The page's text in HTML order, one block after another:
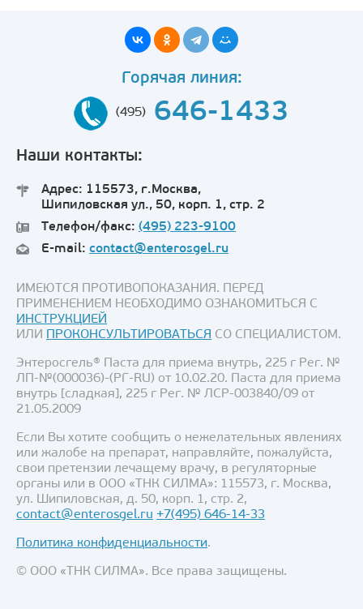
Горячая линия:
(495) 646-1433
Наши контакты:
Адрес: 115573, г.Москва,
Шипиловская ул., 50, корп. 1, стр. 2
Телефон/факс: (495) 223-9100
E-mail: contact@enterosgel.ru
ИМЕЮТСЯ ПРОТИВОПОКАЗАНИЯ. ПЕРЕД
ПРИМЕНЕНИЕМ НЕОБХОДИМО ОЗНАКОМИТЬСЯ С
ИНСТРУКЦИЕЙ
ИЛИ ПРОКОНСУЛЬТИРОВАТЬСЯ СО СПЕЦИАЛИСТОМ.
Энтеросгель® Паста для приема внутрь, 225 г Рег. №
ЛП-№(000036)-(РГ-RU) от 10.02.20. Паста для приема
внутрь [сладкая], 225 г Рег. № ЛСР-003840/09 от
21.05.2009
Если Вы хотите сообщить о нежелательных явлениях
или жалобе на препарат, направляйте, пожалуйста,
свои претензии лечащему врачу, в регуляторные
органы или в ООО «ТНК СИЛМА»: 115573, г. Москва,
ул. Шипиловская, д. 50, корп. 1, стр. 2,
contact@enterosgel.ru +7(495) 646-14-33
Политика конфиденциальности.
© ООО «ТНК СИЛМА». Все права защищены.